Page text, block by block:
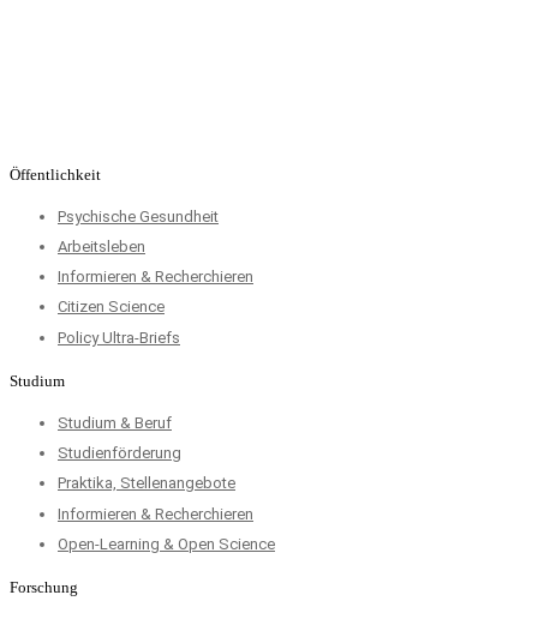
Öffentlichkeit
Psychische Gesundheit
Arbeitsleben
Informieren & Recherchieren
Citizen Science
Policy Ultra-Briefs
Studium
Studium & Beruf
Studienförderung
Praktika, Stellenangebote
Informieren & Recherchieren
Open-Learning & Open Science
Forschung